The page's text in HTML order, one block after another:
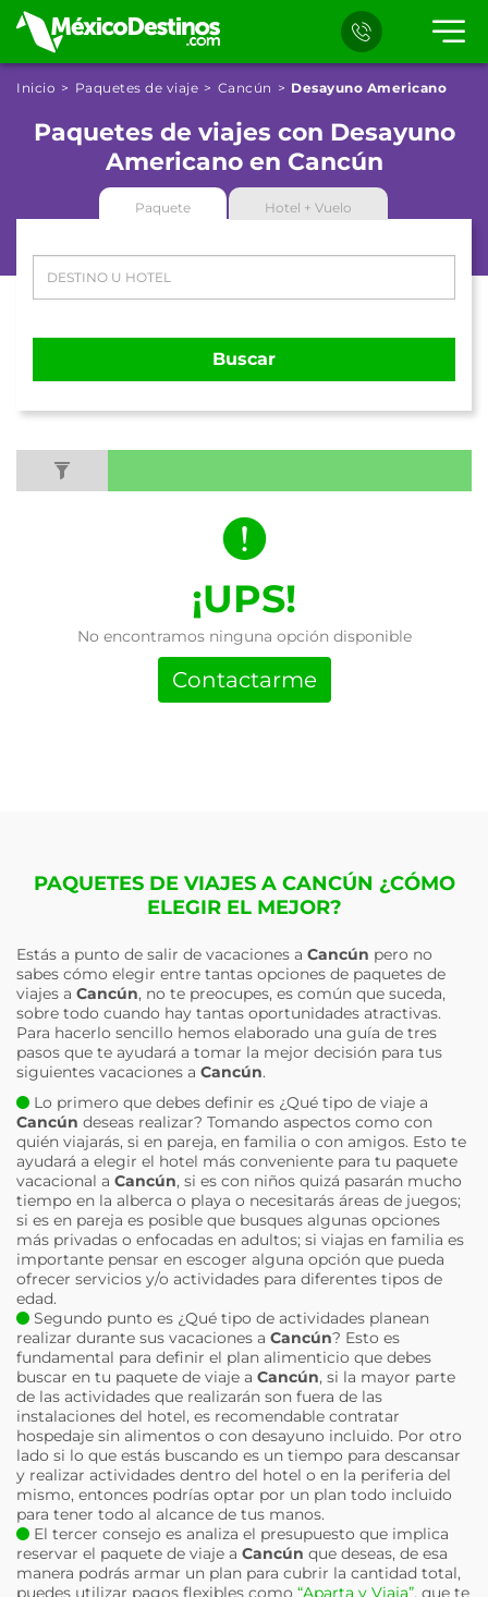
Inicio Paquetes de viaje Cancún Desayuno Americano
Paquetes de viajes con Desayuno
Americano en Cancún
Paquete Hotel + Vuelo
Buscar
¡UPS!
No encontramos ninguna opción disponible
Contactarme
PAQUETES DE VIAJES A CANCÚN ¿CÓMO
ELEGIR EL MEJOR?
Estás a punto de salir de vacaciones a Cancún pero no
sabes cómo elegir entre tantas opciones de paquetes de
viajes a Cancún, no te preocupes, es común que suceda,
sobre todo cuando hay tantas oportunidades atractivas.
Para hacerlo sencillo hemos elaborado una guía de tres
pasos que te ayudará a tomar la mejor decisión para tus
siguientes vacaciones a Cancún.
Lo primero que debes definir es ¿Qué tipo de viaje a
Cancún deseas realizar? Tomando aspectos como con
quién viajarás, si en pareja, en familia o con amigos. Esto te
ayudará a elegir el hotel más conveniente para tu paquete
vacacional a Cancún, si es con niños quizá pasarán mucho
tiempo en la alberca o playa o necesitarás áreas de juegos;
si es en pareja es posible que busques algunas opciones
más privadas o enfocadas en adultos; si viajas en familia es
importante pensar en escoger alguna opción que pueda
ofrecer servicios y/o actividades para diferentes tipos de
edad.
Segundo punto es ¿Qué tipo de actividades planean
realizar durante sus vacaciones a Cancún? Esto es
fundamental para definir el plan alimenticio que debes
buscar en tu paquete de viaje a Cancún, si la mayor parte
de las actividades que realizarán son fuera de las
instalaciones del hotel, es recomendable contratar
hospedaje sin alimentos o con desayuno incluido. Por otro
lado si lo que estás buscando es un tiempo para descansar
y realizar actividades dentro del hotel o en la periferia del
mismo, entonces podrías optar por un plan todo incluido
para tener todo al alcance de tus manos.
El tercer consejo es analiza el presupuesto que implica
reservar el paquete de viaje a Cancún que deseas, de esa
manera podrás armar un plan para cubrir la cantidad total,
puedes utilizar pagos flexibles como “Aparta y Viaja”, que te